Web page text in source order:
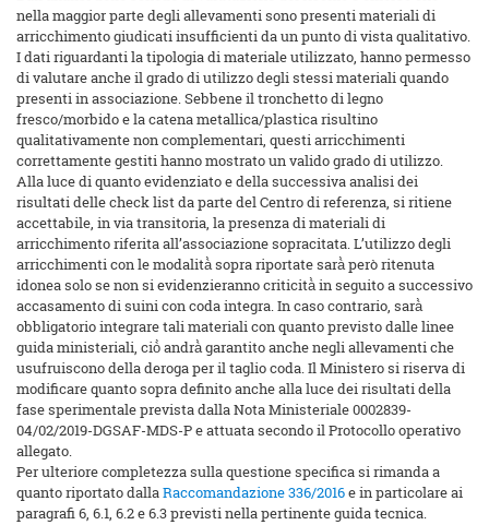
nella maggior parte degli allevamenti sono presenti materiali di
arricchimento giudicati insufficienti da un punto di vista qualitativo.
I dati riguardanti la tipologia di materiale utilizzato, hanno permesso
di valutare anche il grado di utilizzo degli stessi materiali quando
presenti in associazione. Sebbene il tronchetto di legno
fresco/morbido e la catena metallica/plastica risultino
qualitativamente non complementari, questi arricchimenti
correttamente gestiti hanno mostrato un valido grado di utilizzo.
Alla luce di quanto evidenziato e della successiva analisi dei
risultati delle check list da parte del Centro di referenza, si ritiene
accettabile, in via transitoria, la presenza di materiali di
arricchimento riferita all’associazione sopracitata. L’utilizzo degli
arricchimenti con le modalità̀ sopra riportate sarà̀ però ritenuta
idonea solo se non si evidenzieranno criticità̀ in seguito a successivo
accasamento di suini con coda integra. In caso contrario, sarà̀
obbligatorio integrare tali materiali con quanto previsto dalle linee
guida ministeriali, ciò̀ andrà̀ garantito anche negli allevamenti che
usufruiscono della deroga per il taglio coda. Il Ministero si riserva di
modificare quanto sopra definito anche alla luce dei risultati della
fase sperimentale prevista dalla Nota Ministeriale 0002839-
04/02/2019-DGSAF-MDS-P e attuata secondo il Protocollo operativo
allegato.
Per ulteriore completezza sulla questione specifica si rimanda a
quanto riportato dallaRaccomandazione 336/2016e in particolare ai
paragrafi 6, 6.1, 6.2 e 6.3 previsti nella pertinente guida tecnica.